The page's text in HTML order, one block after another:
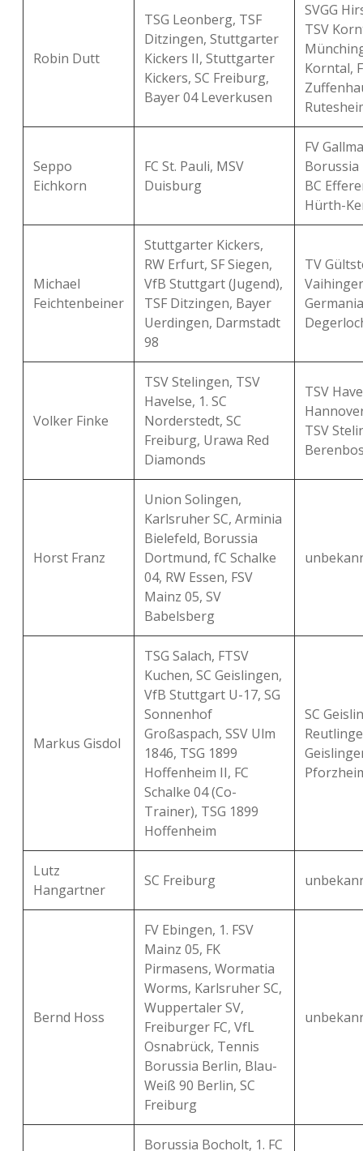
Robin Dutt
TSG Leonberg, TSF
Ditzingen, Stuttgarter
Kickers II, Stuttgarter
Kickers, SC Freiburg,
Bayer 04 Leverkusen
SVGG
TSV
Korntal,
Seppo
Eichkorn
FC St. Pauli, MSV
Duisburg
FV
Borussia
BC
Hürth-
Michael
Feichtenbeiner
Stuttgarter Kickers,
RW Erfurt, SF Siegen,
VfB Stuttgart (Jugend),
TSF Ditzingen, Bayer
Uerdingen, Darmstadt
98
TV
Germania
Volker Finke
TSV Stelingen, TSV
Havelse, 1. SC
Norderstedt, SC
Freiburg, Urawa Red
Diamonds
TSV
TSV
Horst Franz
Union Solingen,
Karlsruher SC, Arminia
Bielefeld, Borussia
Dortmund, fC Schalke
04, RW Essen, FSV
Mainz 05, SV
Babelsberg
Markus Gisdol
TSG Salach, FTSV
Kuchen, SC Geislingen,
VfB Stuttgart U-17, SG
Sonnenhof
Großaspach, SSV Ulm
1846, TSG 1899
Hoffenheim II, FC
Schalke 04 (Co-
Trainer), TSG 1899
Hoffenheim
SC
Lutz
Hangartner
SC Freiburg
Bernd Hoss
FV Ebingen, 1. FSV
Mainz 05, FK
Pirmasens, Wormatia
Worms, Karlsruher SC,
Wuppertaler SV,
Freiburger FC, VfL
Osnabrück, Tennis
Borussia Berlin, Blau-
Weiß 90 Berlin, SC
Freiburg
Borussia Bocholt, 1. FC